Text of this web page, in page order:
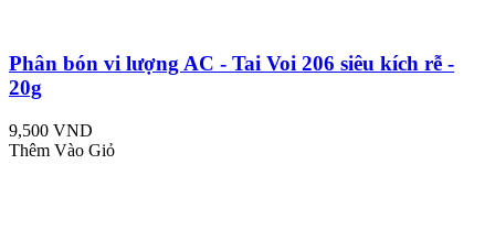
Phân bón vi lượng AC - Tai Voi 206 siêu kích rễ -
20g
9,500 VND
Thêm Vào Giỏ